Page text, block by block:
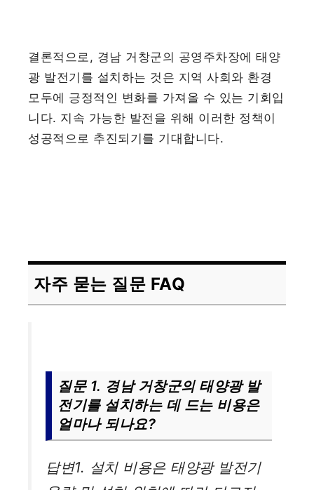
결론적으로, 경남 거창군의 공영주차장에 태양
광 발전기를 설치하는 것은 지역 사회와 환경
모두에 긍정적인 변화를 가져올 수 있는 기회입
니다. 지속 가능한 발전을 위해 이러한 정책이
성공적으로 추진되기를 기대합니다.
자주 묻는 질문 FAQ
질문 1. 경남 거창군의 태양광 발
전기를 설치하는 데 드는 비용은
얼마나 되나요?
답변1. 설치 비용은 태양광 발전기